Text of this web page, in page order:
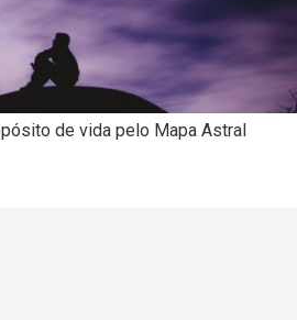
de vida pelo Mapa Astral